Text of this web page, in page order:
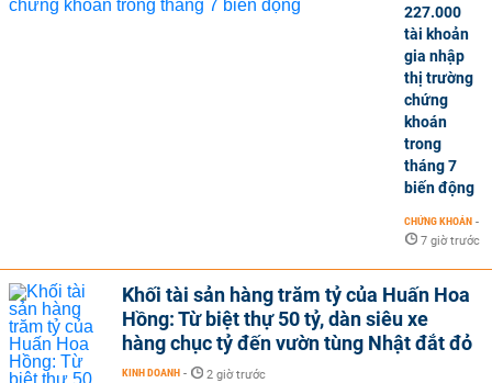
227.000
tài khoản
gia nhập
thị trường
chứng
khoán
trong
tháng 7
biến động
CHỨNG KHOÁN -
7 giờ trước
Khối tài sản hàng trăm tỷ của Huấn Hoa
Hồng: Từ biệt thự 50 tỷ, dàn siêu xe
hàng chục tỷ đến vườn tùng Nhật đắt đỏ
KINH DOANH - 2 giờ trước